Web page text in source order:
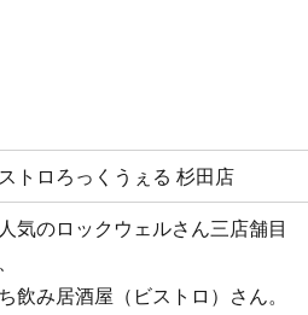
トロろっくうぇる 杉田店
気のロックウェルさん三店舗目
飲み居酒屋（ビストロ）さん。